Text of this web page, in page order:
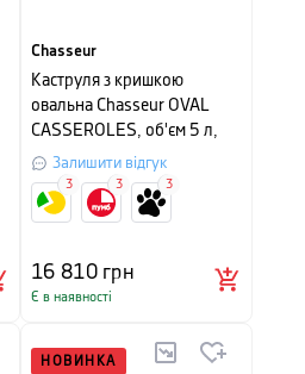
Chasseur
Каструля з кришкою
овальна Chasseur OVAL
CASSEROLES, об'єм 5 л,
діаметр 29 см,
мандариновий
Залишити відгук
16 810грн
Є в наявності
3 3 3
НОВИНКА